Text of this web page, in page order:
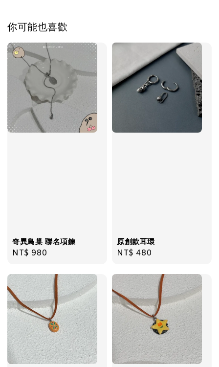
NT$ 69
NT$ 98
加入購物車
你可能也喜歡
奇異鳥巢 聯名項鍊
Regular
NT$ 980
原創款耳環
Regular
NT$ 480